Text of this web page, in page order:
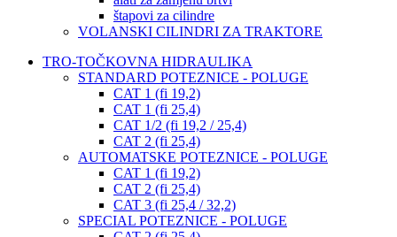
štapovi za cilindre
VOLANSKI CILINDRI ZA TRAKTORE
TRO-TOČKOVNA HIDRAULIKA
STANDARD POTEZNICE - POLUGE
CAT 1 (fi 19,2)
CAT 1 (fi 25,4)
CAT 1/2 (fi 19,2 / 25,4)
CAT 2 (fi 25,4)
AUTOMATSKE POTEZNICE - POLUGE
CAT 1 (fi 19,2)
CAT 2 (fi 25,4)
CAT 3 (fi 25,4 / 32,2)
SPECIAL POTEZNICE - POLUGE